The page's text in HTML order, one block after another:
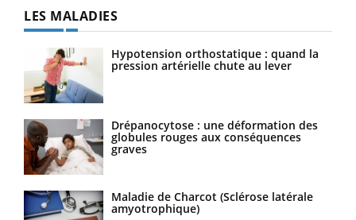
LES MALADIES
Hypotension orthostatique : quand la
pression artérielle chute au lever
Drépanocytose : une déformation des
globules rouges aux conséquences
graves
Maladie de Charcot (Sclérose latérale
amyotrophique)